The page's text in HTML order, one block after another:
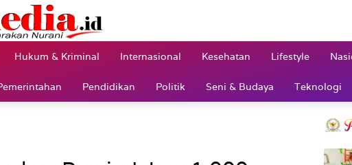
Hukum & Kriminal Internasional Kesehatan Lifestyle
Pendidikan Politik Seni & Budaya Teknologi